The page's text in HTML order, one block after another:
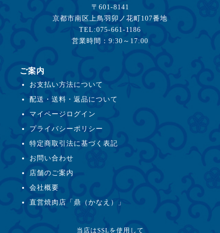
〒601-8141
京都市南区上鳥羽卯ノ花町107番地
TEL:075-661-1186
営業時間：9:30～17:00
ご案内
お支払い方法について
配送・送料・返品について
マイページログイン
プライバシーポリシー
特定商取引法に基づく表記
お問い合わせ
店舗のご案内
会社概要
直営焼肉店「鼎（かなえ）」
当店はSSLを使用して